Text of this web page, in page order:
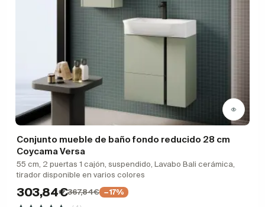
Conjunto mueble de baño fondo reducido 28 cm
Coycama Versa
55 cm, 2 puertas 1 cajón, suspendido, Lavabo Bali cerámica,
tirador disponible en varios colores
303,84€367,84€ −17%